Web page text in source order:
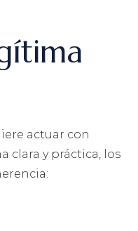
actuar con
clara y práctica, los